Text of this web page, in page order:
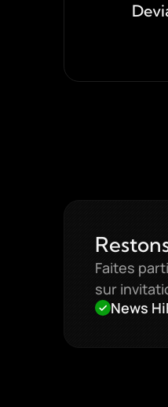
Faites
sur
News